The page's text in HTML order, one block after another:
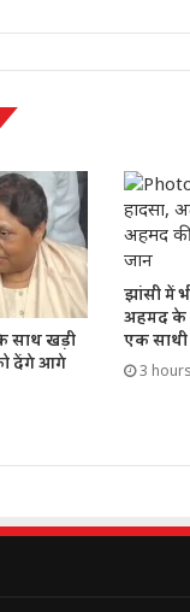
साथ खड़ी
देंगे आगे
झांसी में
अहमद के
एक साथी
3